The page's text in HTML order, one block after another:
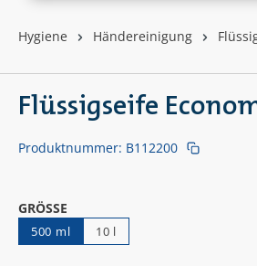
Hygiene Händereinigung
Flüssigseife
GRÖSSE
500 ml 10 l
Produktnummer: B112200